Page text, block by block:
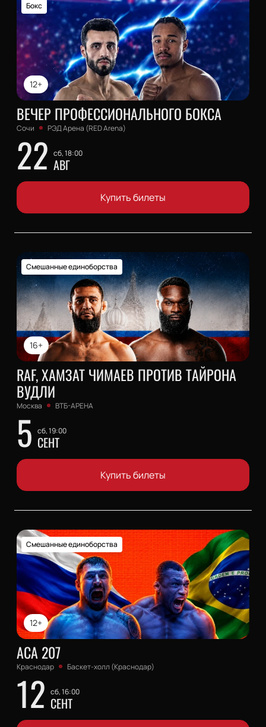
12+
Бокс
ВЕЧЕР ПРОФЕССИОНАЛЬНОГО БОКСА
Сочи РЭД Арена (RED Arena)
22 сб, 18:00
АВГ
Купить билеты
16+
Смешанные единоборства
RAF, ХАМЗАТ ЧИМАЕВ ПРОТИВ ТАЙРОНА
ВУДЛИ
Москва ВТБ-АРЕНА
5 сб, 19:00
СЕНТ
Купить билеты
12+
Смешанные единоборства
АСА 207
Краснодар Баскет-холл (Краснодар)
12 сб, 16:00
СЕНТ